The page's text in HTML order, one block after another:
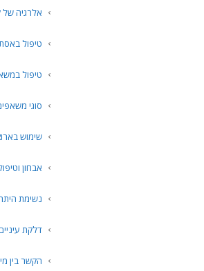
אלרגיה של
טיפול
טיפול
סוגי
שימוש
אבחון
נשימת
דלקת
הקשר בין